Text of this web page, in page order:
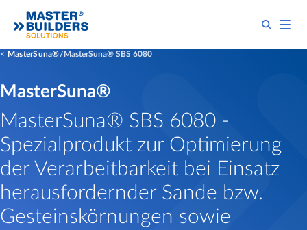
MasterSuna® MasterSuna® SBS 6080
MasterSuna®
MasterSuna® SBS 6080 -
Spezialprodukt zur Optimierung
der Verarbeitbarkeit bei Einsatz
herausfordernder Sande bzw.
Gesteinskörnungen sowie